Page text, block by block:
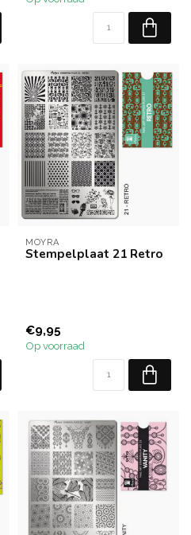
MOYRA
Stempelplaat 21 Retro
€9,95
Op voorraad